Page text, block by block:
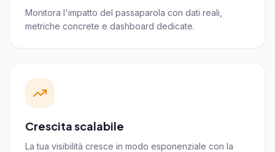
Monitora l'impatto del passaparola con dati reali,
metriche concrete e dashboard dedicate.
Crescita scalabile
La tua visibilità cresce in modo esponenziale con la